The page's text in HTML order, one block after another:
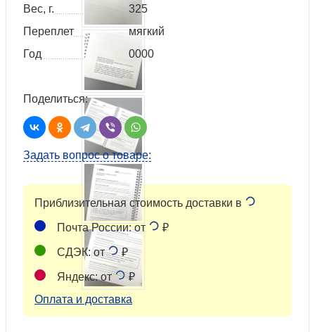
Вес, г.
325
Переплет
мягкий
Год
0000
Поделиться:
Задать вопрос о товаре:
Приблизительная стоимость доставки в
Почта России: от ₽
СДЭК: от ₽
Яндекс: от
₽
Оплата и доставка